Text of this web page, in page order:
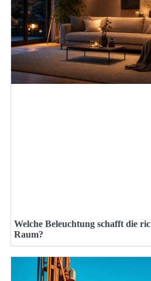
Welche Beleuchtung schafft die
Raum?